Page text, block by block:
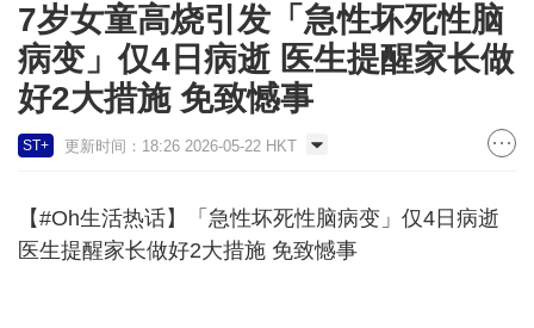
7岁女童高烧引发「急性坏死性脑
病变」仅4日病逝 医生提醒家长做
好2大措施 免致憾事
ST+ 更新时间：18:26 2026-05-22 HKT
【#Oh生活热话】「急性坏死性脑病变」仅4日病逝
医生提醒家长做好2大措施 免致憾事